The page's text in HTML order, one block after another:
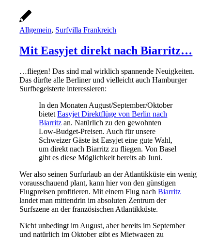
Allgemein, Surfvilla Frankreich
Mit Easyjet direkt nach Biarritz…
…fliegen! Das sind mal wirklich spannende Neuigkeiten.
Das dürfte alle Berliner und vielleicht auch Hamburger
Surfbegeisterte interessieren:
In den Monaten August/September/Oktober
bietetEasyjet Direktflüge von Berlin nach
Biarritz an. Natürlich zu den gewohnten
Low-Budget-Preisen. Auch für unsere
Schweizer Gäste ist Easyjet eine gute Wahl,
um direkt nach Biarritz zu fliegen. Von Basel
gibt es diese Möglichkeit bereits ab Juni.
Wer also seinen Surfurlaub an der Atlantikküste ein wenig
vorausschauend plant, kann hier von den günstigen
Flugpreisen profitieren. Mit einem Flug nachBiarritz
landet man mittendrin im absoluten Zentrum der
Surfszene an der französischen Atlantikküste.
Nicht unbedingt im August, aber bereits im September
und natürlich im Oktober gibt es Mietwagen zu